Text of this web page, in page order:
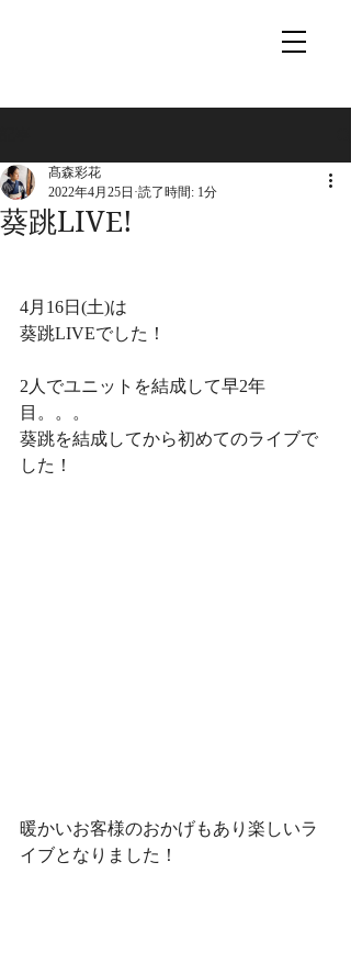
葵跳LIVE!
髙森彩花
2022年4月25日 読了時間: 1分
4月16日(土)は
葵跳LIVEでした！
2人でユニットを結成して早2年
目。。。
葵跳を結成してから初めてのライブで
した！
暖かいお客様のおかげもあり楽しいラ
イブとなりました！